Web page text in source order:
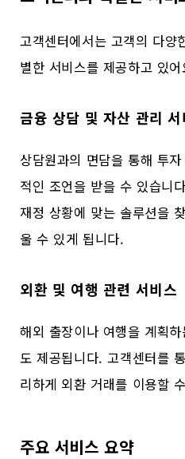
고객센터에서는 고객의 다
별한 서비스를 제공하고 있
금융 상담 및 자산 관리 서
상담원과의 면담을 통해 투
적인 조언을 받을 수 있습니
재정 상황에 맞는 솔루션을
울 수 있게 됩니다.
외환 및 여행 관련 서비스
해외 출장이나 여행을 계획
도 제공됩니다. 고객센터를
리하게 외환 거래를 이용할
주요 서비스 요약